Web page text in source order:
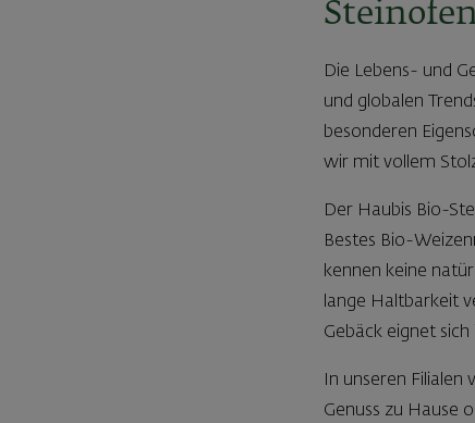
Die Lebens- und
und globalen
besonderen
wir mit vollem
Der Haubis Bio-
Bestes Bio-
kennen keine
lange Haltbarkeit
Gebäck eignet
In unseren
Genuss zu Hause